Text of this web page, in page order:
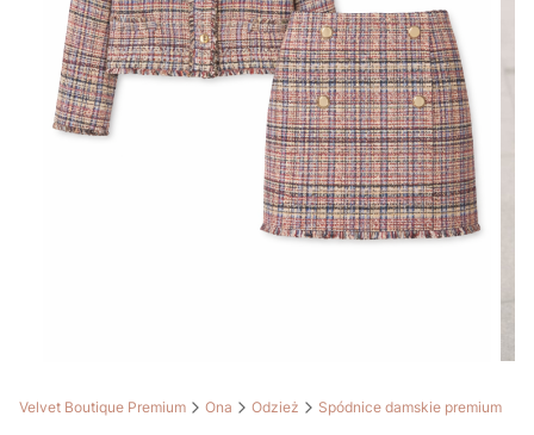
Velvet Boutique Premium Ona Odzież Spódnice damskie premium